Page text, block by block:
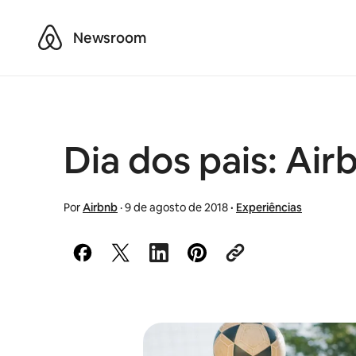
AirbnbNewsroom
Dia dos pais:
PorAirbnb·9 de agosto de 2018· Experiências